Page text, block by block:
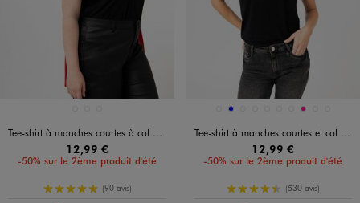
Tee-shirt à manches courtes à col V femme grande taille
12,99 €
-50% sur le 2ème produit d'été
5/5 de moyenne
(90 avis)
Disponible en 10 coloris
BLANC CHINE
BLEU KAKI STANDARDNOIR STANDARD
ROSE FONCE
Tee-shirt à manches courtes et col V en dentelle coupe loose femme
12,99 €
-50% sur le 2ème produit d'été
4.5/5 de moyenne
(530 avis)